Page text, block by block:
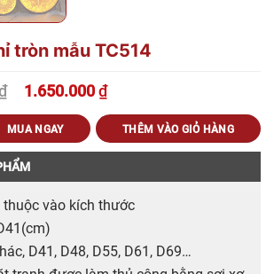
tròn mẫu TC514
là:
₫.
1.650.000₫
tại
₫.
vào kích thước
D41, D48, D55, D61, D69…
TC514 số lượng THÊM VÀO GIỎ HÀNG
MUA NGAY